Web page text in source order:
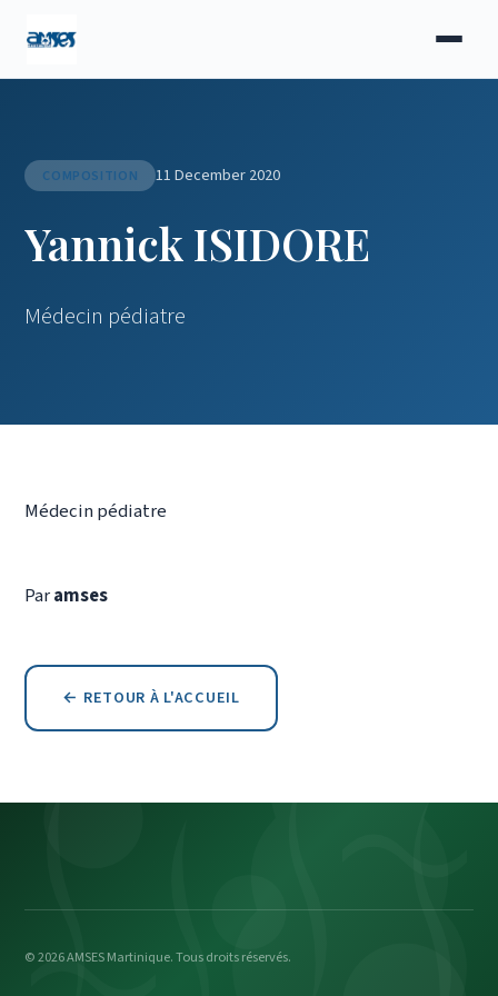
COMPOSITION 11 December 2020
Yannick ISIDORE
Médecin pédiatre
Médecin pédiatre
Paramses
← RETOUR À L'ACCUEIL
© 2026 AMSES Martinique. Tous droits réservés.